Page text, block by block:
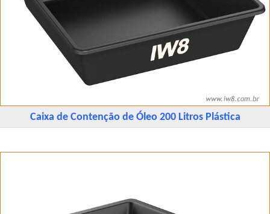
Caixa de Contenção de Óleo 200 Litros Plástica